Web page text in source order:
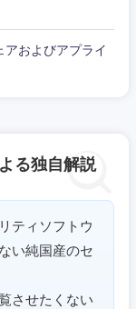
およびアプライ
る独自解説
ティソフトウ
い純国産のセ
させたくない